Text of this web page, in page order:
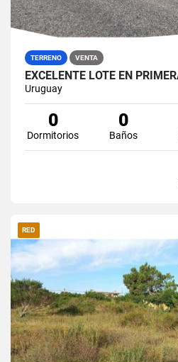
TERRENO VENTA
Uruguay
0
Dormitorios
0
Baños
RED